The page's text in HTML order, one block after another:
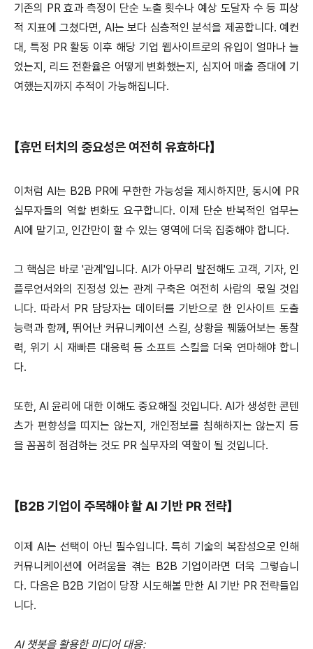
기존의 PR 효과 측정이 단순 노출 횟수나 예상 도달자 수 등 피상
적 지표에 그쳤다면, AI는 보다 심층적인 분석을 제공합니다. 예컨
대, 특정 PR 활동 이후 해당 기업 웹사이트로의 유입이 얼마나 늘
었는지, 리드 전환율은 어떻게 변화했는지, 심지어 매출 증대에 기
여했는지까지 추적이 가능해집니다.
【휴먼 터치의 중요성은 여전히 유효하다】
이처럼 AI는 B2B PR에 무한한 가능성을 제시하지만, 동시에 PR
실무자들의 역할 변화도 요구합니다. 이제 단순 반복적인 업무는
AI에 맡기고, 인간만이 할 수 있는 영역에 더욱 집중해야 합니다.
그 핵심은 바로 '관계'입니다. AI가 아무리 발전해도 고객, 기자, 인
플루언서와의 진정성 있는 관계 구축은 여전히 사람의 몫일 것입
니다. 따라서 PR 담당자는 데이터를 기반으로 한 인사이트 도출
능력과 함께, 뛰어난 커뮤니케이션 스킬, 상황을 꿰뚫어보는 통찰
력, 위기 시 재빠른 대응력 등 소프트 스킬을 더욱 연마해야 합니
다.
또한, AI 윤리에 대한 이해도 중요해질 것입니다. AI가 생성한 콘텐
츠가 편향성을 띠지는 않는지, 개인정보를 침해하지는 않는지 등
을 꼼꼼히 점검하는 것도 PR 실무자의 역할이 될 것입니다.
【B2B 기업이 주목해야 할 AI 기반 PR 전략】
이제 AI는 선택이 아닌 필수입니다. 특히 기술의 복잡성으로 인해
커뮤니케이션에 어려움을 겪는 B2B 기업이라면 더욱 그렇습니
다. 다음은 B2B 기업이 당장 시도해볼 만한 AI 기반 PR 전략들입
니다.
AI 챗봇을 활용한 미디어 대응: